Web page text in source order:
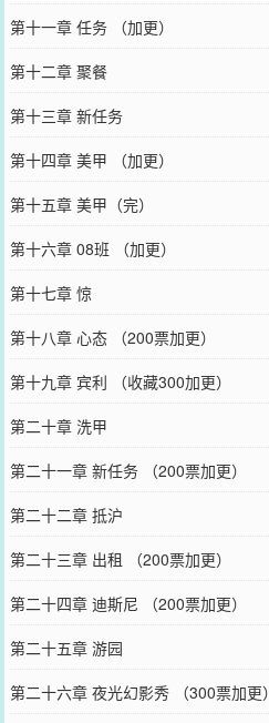
第十一章 任务 （加更）
第十二章 聚餐
第十三章 新任务
第十四章 美甲 （加更）
第十五章 美甲（完）
第十六章 08班 （加更）
第十七章 惊
第十八章 心态 （200票加更）
第十九章 宾利 （收藏300加更）
第二十章 洗甲
第二十一章 新任务 （200票加更）
第二十二章 抵沪
第二十三章 出租 （200票加更）
第二十四章 迪斯尼 （200票加更）
第二十五章 游园
第二十六章 夜光幻影秀 （300票加更）